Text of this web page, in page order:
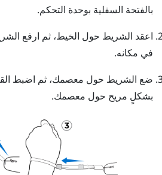
بالفتحة السفلية بوحدة التحكم.
اعقد الشريط حول الخيط، ثم ارفع
في مكانه.
ضع الشريط حول معصمك، ثم اضبط
بشكلٍ مريح حول معصمك.